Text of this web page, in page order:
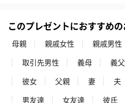
このプレゼントにおすすめ
母親 親戚女性 親戚男性
取引先男性
義母 義父
彼女
父親 妻 夫
男友達
女友達 彼氏